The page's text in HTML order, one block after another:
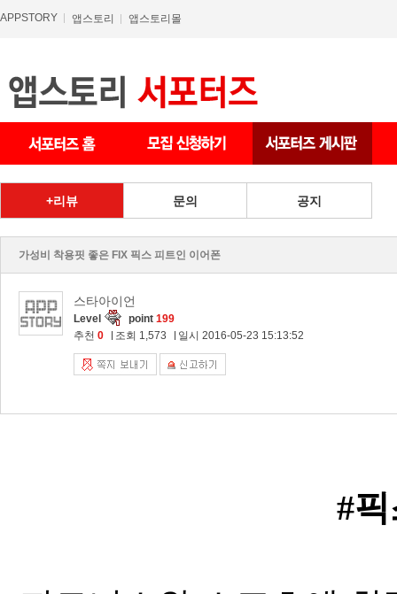
APPSTORY 앱스토리 앱스토리몰
리뷰 문의 공지